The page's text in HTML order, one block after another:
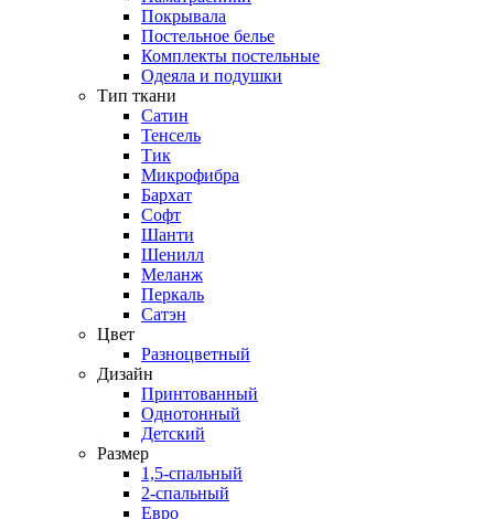
Покрывала
Постельное белье
Комплекты постельные
Одеяла и подушки
Тип ткани
Сатин
Тенсель
Тик
Микрофибра
Бархат
Софт
Шанти
Шенилл
Меланж
Перкаль
Сатэн
Цвет
Разноцветный
Дизайн
Принтованный
Однотонный
Детский
Размер
1,5-спальный
2-спальный
Евро